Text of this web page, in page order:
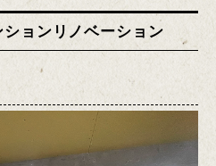
ョンリノベーション